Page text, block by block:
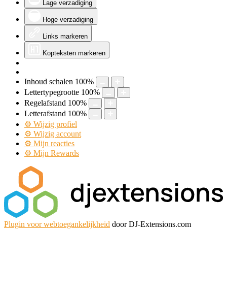
Lage verzadiging
Hoge verzadiging
Links markeren
Kopteksten markeren
Inhoud schalen 100%
Lettertypegrootte 100%
Regelafstand 100%
Letterafstand 100%
⚙ Wijzig profiel
⚙ Wijzig account
⚙ Mijn reacties
⚙ Mijn Rewards
Plugin voor webtoegankelijkheid door DJ-Extensions.com